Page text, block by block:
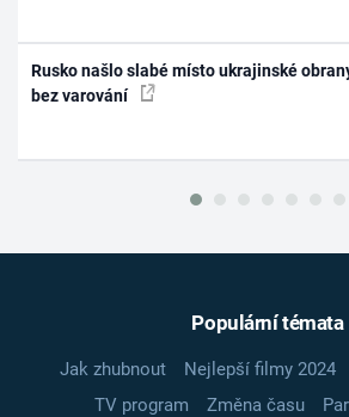
Rusko našlo slabé místo ukrajinské
bez varování
Populární témata
Jak zhubnout Nejlepší filmy 2024
TV program
Změna času